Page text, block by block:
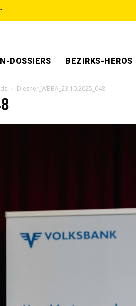
DOSSIERS BEZIRKS-HEROS
Diesner_WBBA_23.10.2025_048